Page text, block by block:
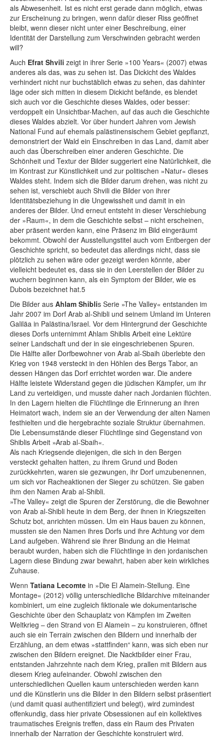
als Abwesenheit. Ist es nicht erst gerade dann möglich, etwas
zur Erscheinung zu bringen, wenn dafür dieser Riss geöffnet
bleibt, wenn dieser nicht unter einer Beschreibung, einer
Identität der Darstellung zum Verschwinden gebracht werden
will?
Auch Efrat Shvili zeigt in ihrer Serie »100 Years« (2007) etwas
anderes als das, was zu sehen ist. Das Dickicht des Waldes
verhindert nicht nur buchstäblich etwas zu sehen, das dahinter
läge oder sich mitten in diesem Dickicht befände, es blendet
sich auch vor die Geschichte dieses Waldes, oder besser:
verdoppelt ein Unsichtbar-Machen, auf das auch die Geschichte
dieses Waldes abzielt. Vor über hundert Jahren vom Jewish
National Fund auf ehemals palästinensischem Gebiet gepflanzt,
demonstriert der Wald ein Einschreiben in das Land, damit aber
auch das Überschreiben einer anderen Geschichte. Die
Schönheit und Textur der Bilder suggeriert eine Natürlichkeit, die
im Kontrast zur Künstlichkeit und zur politischen »Natur« dieses
Waldes steht. Indem sich die Bilder darum drehen, was nicht zu
sehen ist, verschiebt auch Shvili die Bilder von ihrer
Identitätsbeziehung in die Ungewissheit und damit in ein
anderes der Bilder. Und erneut entsteht in dieser Verschiebung
der »Raum«, in dem die Geschichte selbst – nicht erscheinen,
aber präsent werden kann, eine Präsenz im Bild eingeräumt
bekommt. Obwohl der Ausstellungstitel auch vom Entbergen der
Geschichte spricht, so bedeutet das allerdings nicht, dass sie
plötzlich zu sehen wäre oder gezeigt werden könnte, aber
vielleicht bedeutet es, dass sie in den Leerstellen der Bilder zu
wuchern beginnen kann, als ein Symptom der Bilder, wie es
Dubois bezeichnet hat.5
Die Bilder aus Ahlam Shiblis Serie »The Valley« entstanden im
Jahr 2007 im Dorf Arab al-Shibli und seinem Umland im Unteren
Galiläa in Palästina/Israel. Vor dem Hintergrund der Geschichte
dieses Dorfs unternimmt Ahlam Shiblis Arbeit eine Lektüre
seiner Landschaft und der in sie eingeschriebenen Spuren.
Die Hälfte aller Dorfbewohner von Arab al-Sbaih überlebte den
Krieg von 1948 versteckt in den Höhlen des Bergs Tabor, an
dessen Hängen das Dorf errichtet worden war. Die andere
Hälfte leistete Widerstand gegen die jüdischen Kämpfer, um ihr
Land zu verteidigen, und musste daher nach Jordanien flüchten.
In den Lagern hielten die Flüchtlinge die Erinnerung an ihren
Heimatort wach, indem sie an der Verwendung der alten Namen
festhielten und die hergebrachte soziale Struktur übernahmen.
Die Lebensumstände dieser Flüchtlinge sind Gegenstand von
Shiblis Arbeit »Arab al-Sbaih«.
Als nach Kriegsende diejenigen, die sich in den Bergen
versteckt gehalten hatten, zu ihrem Grund und Boden
zurückkehrten, waren sie gezwungen, ihr Dorf umzubenennen,
um sich vor Racheaktionen der Sieger zu schützen. Sie gaben
ihm den Namen Arab al-Shibli.
»The Valley« zeigt die Spuren der Zerstörung, die die Bewohner
von Arab al-Shibli heute in dem Berg, der ihnen in Kriegszeiten
Schutz bot, anrichten müssen. Um ein Haus bauen zu können,
mussten sie den Namen ihres Dorfs und ihre Achtung vor dem
Land aufgeben. Während sie ihrer Bindung an die Heimat
beraubt wurden, haben sich die Flüchtlinge in den jordanischen
Lagern diese Bindung zwar bewahrt, haben aber kein wirkliches
Zuhause.
Wenn Tatiana Lecomte in »Die El Alamein-Stellung. Eine
Montage« (2012) völlig unterschiedliche Bildarchive miteinander
kombiniert, um eine zugleich fiktionale wie dokumentarische
Geschichte über den Schauplatz von Kämpfen im Zweiten
Weltkrieg – den Strand von El Alamein – zu konstruieren, öffnet
auch sie ein Terrain zwischen den Bildern und innerhalb der
Erzählung, an dem etwas »stattfinden“ kann, was sich eben nur
zwischen den Bildern ereignet. Die Nacktbilder einer Frau,
entstanden Jahrzehnte nach dem Krieg, prallen mit Bildern aus
diesem Krieg aufeinander. Obwohl zwischen den
unterschiedlichen Quellen kaum unterschieden werden kann
und die Künstlerin uns die Bilder in den Bildern selbst präsentiert
(und damit quasi authentifiziert und belegt), wird zumindest
offenkundig, dass hier private Obsessionen auf ein kollektives
traumatisches Ereignis treffen, dass ein Raum des Privaten
innerhalb der Narration der Geschichte konstruiert wird.